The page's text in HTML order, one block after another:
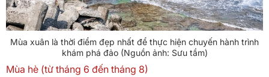
Mùa xuân là thời điểm đẹp nhất để thực hiện chuyến hành trình
khám phá đảo (Nguồn ảnh: Sưu tầm)
Mùa hè (từ tháng 6 đến tháng 8)